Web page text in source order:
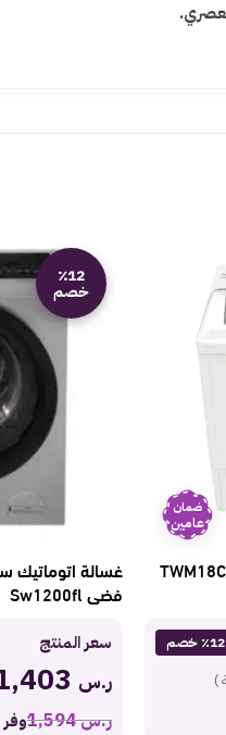
ضمان
عامين
٪12 خصم
)
٪12
خصم
فضى Sw1200fl
سعر المنتج
ر.س
ر.س1,594 وفر 191 ر.س